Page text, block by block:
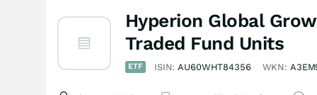
Hyperion Global
Traded Fund Units
ETF ISIN:AU60WHT84356 WKN: